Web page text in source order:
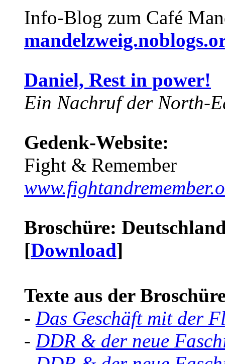
Info-Blog zum Café
Daniel, Rest in power!
Ein Nachruf der North-
Gedenk-Website:
Fight & Remember
Broschüre:
[Download]
Texte aus der
- Das Geschäft mit der
- DDR & der neue